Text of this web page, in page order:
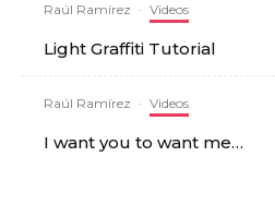
Raúl Ramírez · Videos
Light Graffiti Tutorial
Raúl Ramírez · Videos
I want you to want me…